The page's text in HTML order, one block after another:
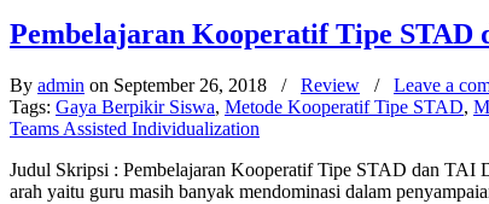
Pembelajaran Kooperatif Tipe
By admin on September 26, 2018 / Review / Leave a
Tags: Gaya Berpikir Siswa, Metode Kooperatif Tipe STAD,
Teams Assisted Individualization
Judul Skripsi : Pembelajaran Kooperatif Tipe STAD dan TAI
arah yaitu guru masih banyak mendominasi dalam